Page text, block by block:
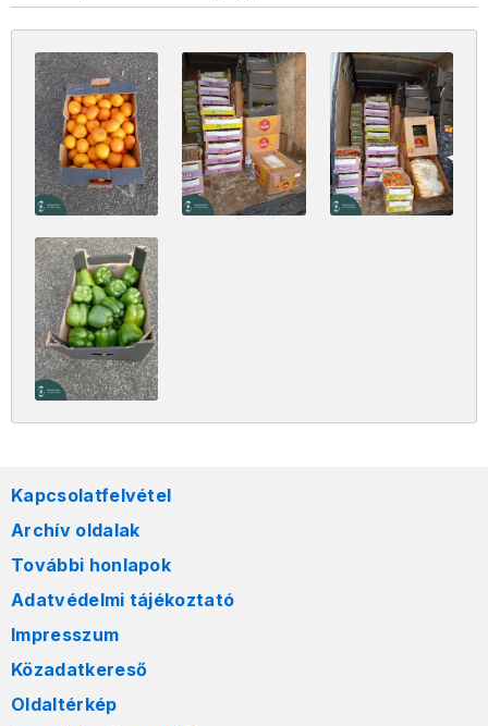
Kapcsolatfelvétel
Archív oldalak
További honlapok
Adatvédelmi tájékoztató
Impresszum
Közadatkereső
Oldaltérkép